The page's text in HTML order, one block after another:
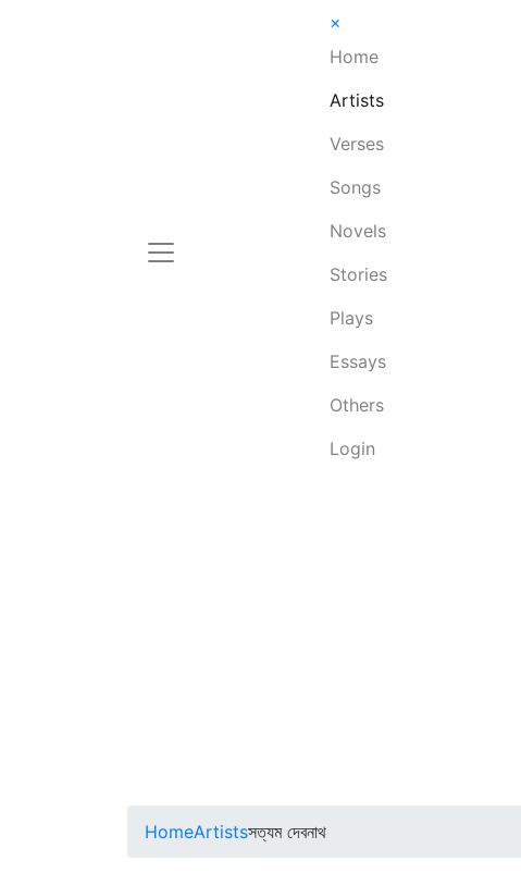
×
Home
Artists
Verses
Songs
Novels
Stories
Plays
Essays
Others
Login
HomeArtistsসত্যম দেবনাথ